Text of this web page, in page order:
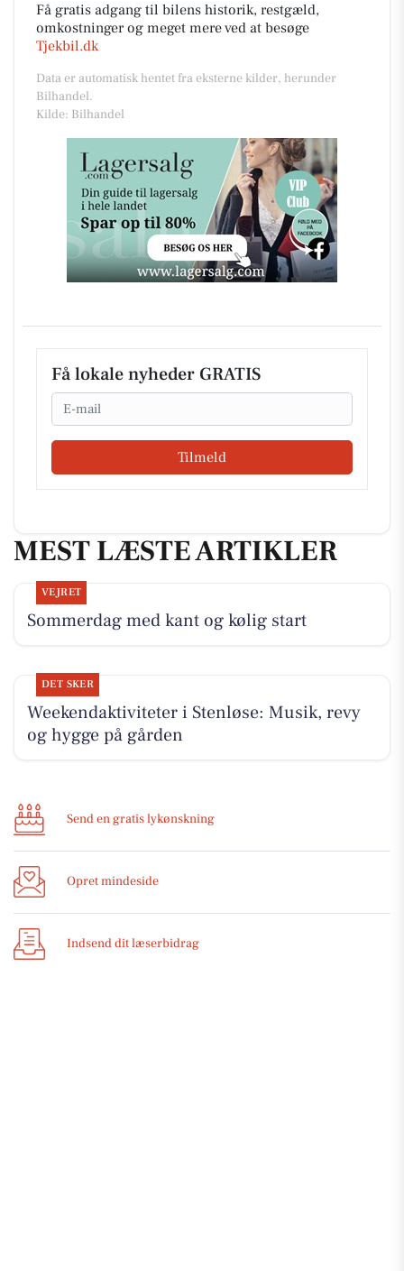
Få gratis adgang til bilens historik, restgæld,
omkostninger og meget mere ved at besøge
Tjekbil.dk
Data er automatisk hentet fra eksterne kilder, herunder
Bilhandel.
Kilde: Bilhandel
Få lokale nyheder GRATIS
Email
Tilmeld
MEST LÆSTE ARTIKLER
VEJRET
Sommerdag med kant og kølig start
DET SKER
Weekendaktiviteter i Stenløse: Musik, revy
og hygge på gården
Send en gratis lykønskning
Opret mindeside
Indsend dit læserbidrag